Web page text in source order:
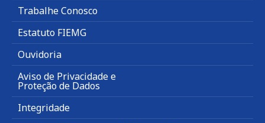
Trabalhe Conosco
Estatuto FIEMG
Ouvidoria
Aviso de Privacidade e
Proteção de Dados
Integridade